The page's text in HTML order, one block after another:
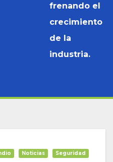
frenando el
crecimiento
de la
industria.
Noticias Seguridad